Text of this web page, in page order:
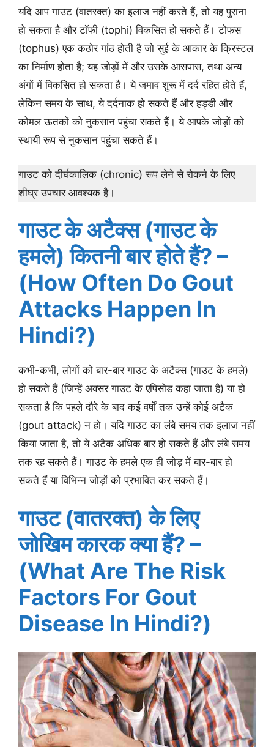
यदि आप गाउट (वातरक्त) का इलाज नहीं करते हैं, तो यह पुराना
हो सकता है और टॉफी (tophi) विकसित हो सकते हैं। टोफस
(tophus) एक कठोर गांठ होती है जो सुई के आकार के क्रिस्टल
का निर्माण होता है; यह जोड़ों में और उसके आसपास, तथा अन्य
अंगों में विकसित हो सकता है। ये जमाव शुरू में दर्द रहित होते हैं,
लेकिन समय के साथ, ये दर्दनाक हो सकते हैं और हड्डी और
कोमल ऊतकों को नुकसान पहुंचा सकते हैं। ये आपके जोड़ों को
स्थायी रूप से नुकसान पहुंचा सकते हैं।
गाउट को दीर्घकालिक (chronic) रूप लेने से रोकने के लिए
शीघ्र उपचार आवश्यक है।
गाउट के अटैक्स (गाउट के
हमले) कितनी बार होते हैं? –
(How Often Do Gout
Attacks Happen In
Hindi?)
कभी-कभी, लोगों को बार-बार गाउट के अटैक्स (गाउट के हमले)
हो सकते हैं (जिन्हें अक्सर गाउट के एपिसोड कहा जाता है) या हो
सकता है कि पहले दौरे के बाद कई वर्षों तक उन्हें कोई अटैक
(gout attack) न हो। यदि गाउट का लंबे समय तक इलाज नहीं
किया जाता है, तो ये अटैक अधिक बार हो सकते हैं और लंबे समय
तक रह सकते हैं। गाउट के हमले एक ही जोड़ में बार-बार हो
सकते हैं या विभिन्न जोड़ों को प्रभावित कर सकते हैं।
गाउट (वातरक्त) के लिए
जोखिम कारक क्या हैं? –
(What Are The Risk
Factors For Gout
Disease In Hindi?)